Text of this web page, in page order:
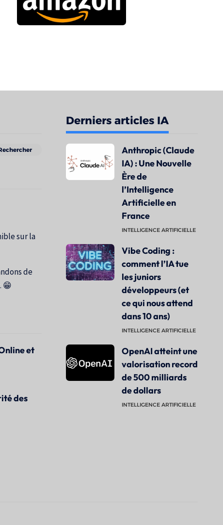
sur la
de
. 😁
et
des
Derniers articles IA
Anthropic (Claude
IA) : Une Nouvelle
Ère de
l’Intelligence
Artificielle en
France
INTELLIGENCE ARTIFICIELLE
Vibe Coding :
comment l’IA tue
les juniors
développeurs (et
ce qui nous attend
dans 10 ans)
INTELLIGENCE ARTIFICIELLE
OpenAI atteint une
valorisation record
de 500 milliards
de dollars
INTELLIGENCE ARTIFICIELLE